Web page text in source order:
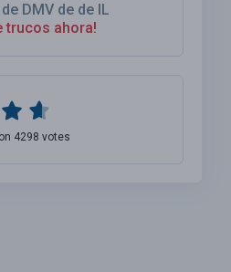
DMV de de IL
trucos ahora!
4298 votes